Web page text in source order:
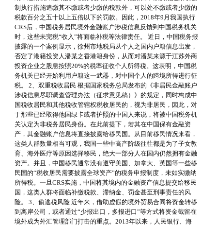
制执行措施追缴其不缴或者少缴的税款外，可以处不缴或者少缴的
税款百分之五十以上五倍以下的罚款。因此，2018年9月我国执行
CRS后，中国税务居民境外金融账户涉税信息反馈到中国税务机关
时，这些未完税“收入”将面临补税等法律责任。 近日，中国税务报
披露的一个案例显示，徐州市地税局从个人之国内户籍信息出发，
否定了港籍投资人潘某之香港籍身份，从而对潘某来源于江苏外商
投资企业之股息按照20%的税率征收个人所得税。这表明，中国税
务机关已经开始利用户籍这一武器，对中国个人的跨境所得进行征
税。 2、双重税收居民 根据国家税务总局发布的《非居民金融账户
涉税信息尽职调查管理办法（征求意见稿）》的规定，同时构成中
国税收居民和其他税收管辖权税收居民的，视为非居民，因此，对
于那些已经取得他国绿卡或者护照的中国人来说，将被中国税务机
关认定为非税务居民身份。在此前提下，若其在中国保有金融资
产，其金融账户信息将直接披露给移民国。从目前移民情况来看，
这类人群数量相当可观，我国一些中高产阶级往往都是为了子女教
育、海外医疗等原因选择移民，绝大一部分人在国内仍然拥有金融
资产。并且，中国移民通常没有遵守美国、加拿大、英国等一些移
民国的“税收居民需要披露全球资产”的税务申报制度，未如实缴纳
所得税。一旦CRS实施，中国将其境内的金融资产信息提交给移民
国，这类人群将面临补缴税款、滞纳金、罚金甚至刑事责任的风
险。 3、偷逃税风险 近年来，借助虚假的境外贸易合同将资金转移
到离岸公司，或者通过“少报出口，多报进口”等方式将资金截留在
境外成为外汇管理部门打击的重点。2013年以来，人民银行、海